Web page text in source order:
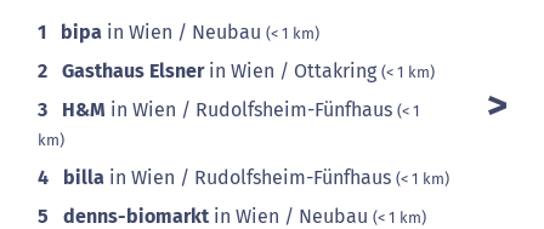
1 bipa in Wien / Neubau (< 1 km)
2 Gasthaus Elsnerin Wien / Ottakring (< 1 km)
3 H&M in Wien / Rudolfsheim-Fünfhaus (< 1
km)
4 billa in Wien / Rudolfsheim-Fünfhaus (< 1 km)
5 denns-biomarkt in Wien / Neubau (< 1 km)